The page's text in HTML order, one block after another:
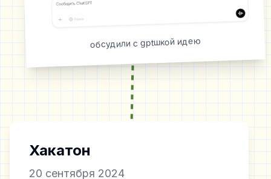
обсудили с gptшкой идею
Хакатон
20 сентября 2024